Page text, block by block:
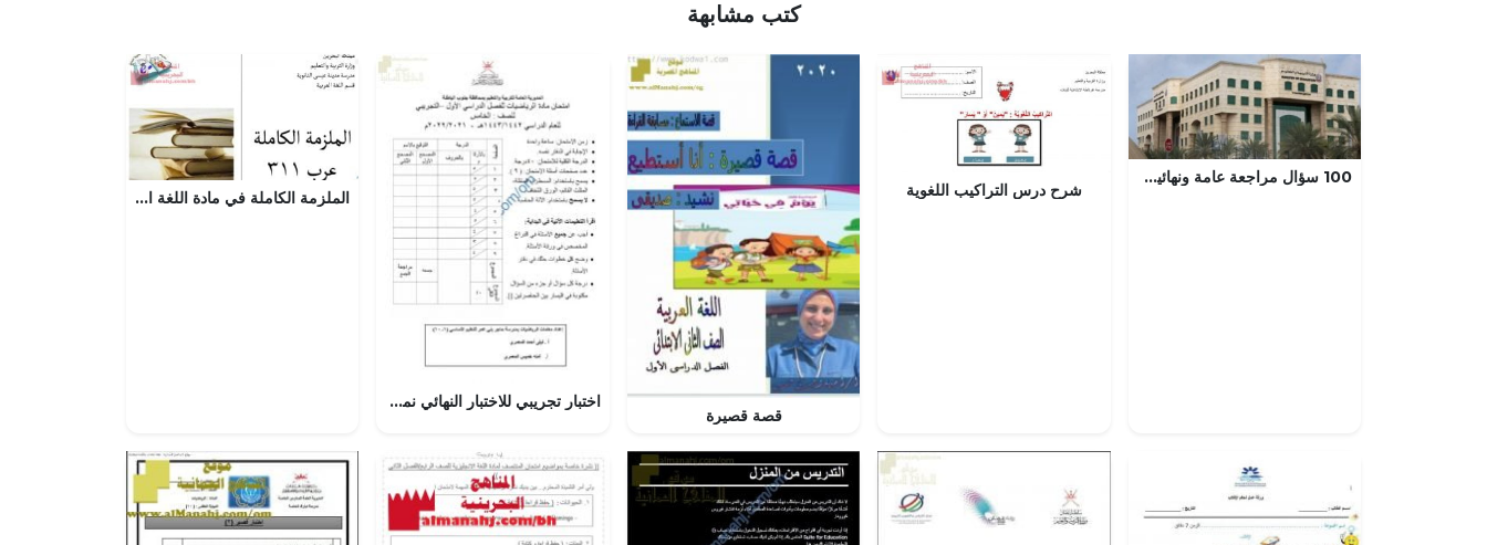
كتب مشابهة
100 سؤال مراجعة عامة ونهائية في الكيمياء العضوية مع الحل, (كيمياء) الثاني عشر المتقدم
شرح درس التراكيب اللغوية
قصة قصيرة
اختبار تجريبي للاختبار النهائي نموذج ثان وفق منهج كامبردج (رياضيات) الخامس
الملزمة الكاملة في مادة اللغة العربية مقرر عرب 311